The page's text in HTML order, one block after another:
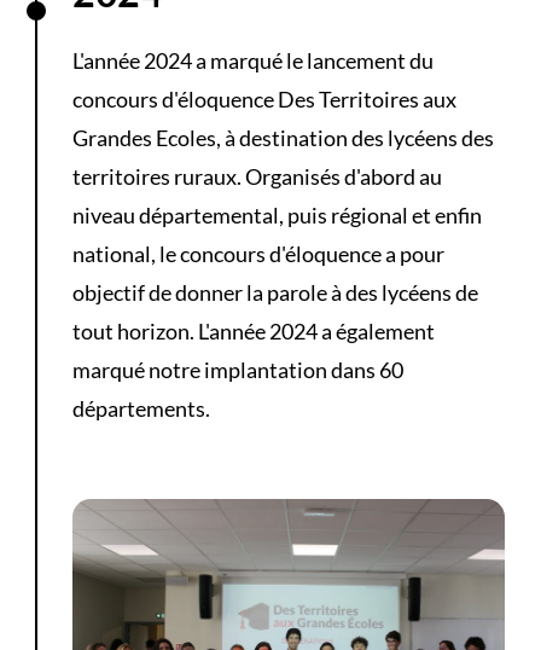
L'année 2024 a marqué le lancement du
concours d'éloquence Des Territoires aux
Grandes Ecoles, à destination des lycéens des
territoires ruraux. Organisés d'abord au
niveau départemental, puis régional et enfin
national, le concours d'éloquence a pour
objectif de donner la parole à des lycéens de
tout horizon. L'année 2024 a également
marqué notre implantation dans 60
départements.